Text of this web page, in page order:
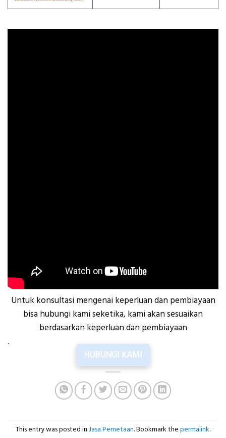
Untuk konsultasi mengenai keperluan dan pembiayaan
bisa hubungi kami seketika, kami akan sesuaikan
berdasarkan keperluan dan pembiayaan
.
HUBUNGI KAMI
This entry was posted in Jasa Pemetaan. Bookmark the permalink.